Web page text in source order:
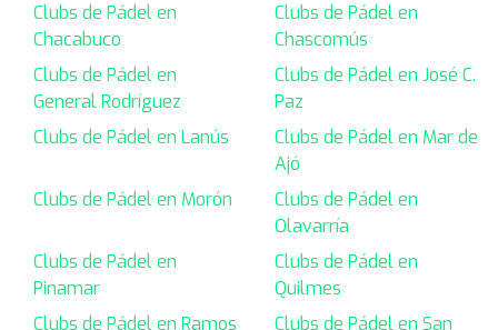
Clubs de Pádel en
Chacabuco
Clubs de Pádel en
Chascomús
Clubs de Pádel en
General Rodríguez
Clubs de Pádel en José C.
Paz
Clubs de Pádel en Lanús
Clubs de Pádel en Mar de
Ajó
Clubs de Pádel en Morón
Clubs de Pádel en
Olavarría
Clubs de Pádel en
Pinamar
Clubs de Pádel en
Quilmes
Clubs de Pádel en Ramos
Clubs de Pádel en San